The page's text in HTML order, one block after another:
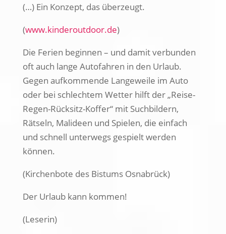
(…) Ein Konzept, das überzeugt.
(www.kinderoutdoor.de)
Die Ferien beginnen – und damit verbunden
oft auch lange Autofahren in den Urlaub.
Gegen aufkommende Langeweile im Auto
oder bei schlechtem Wetter hilft der „Reise-
Regen-Rücksitz-Koffer“ mit Suchbildern,
Rätseln, Malideen und Spielen, die einfach
und schnell unterwegs gespielt werden
können.
(Kirchenbote des Bistums Osnabrück)
Der Urlaub kann kommen!
(Leserin)